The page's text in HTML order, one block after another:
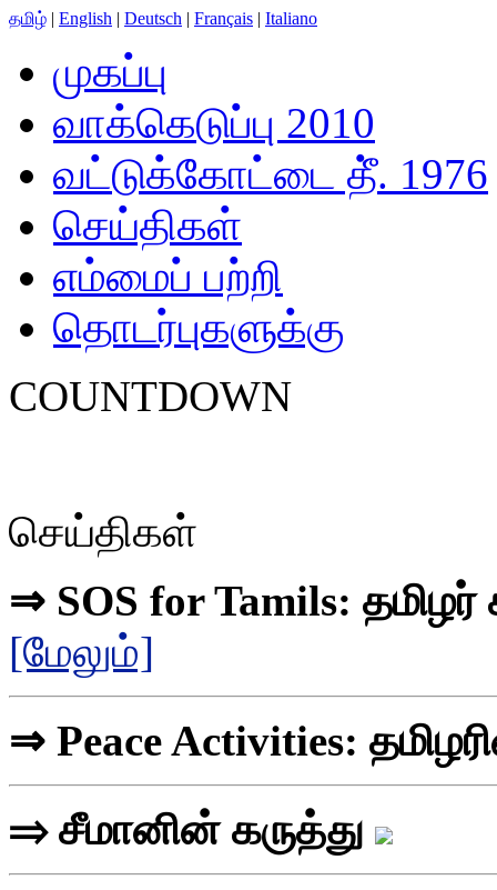
தமிழ் | English | Deutsch | Français | Italiano
முகப்பு
வாக்கெடுப்பு 2010
வட்டுக்கோட்டை தீ். 1976
செய்திகள்
எம்மைப் பற்றி
தொடர்புகளுக்கு
COUNTDOWN
செய்திகள்
⇒ SOS for Tamils:
[மேலும்]
⇒ Peace Activities:
⇒ சீமானின் கருத்து